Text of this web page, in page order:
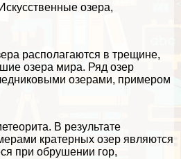
озера,
располагаются в трещине,
озера мира. Ряд озер
озерами, примером
В результате
кратерных озер являются
при обрушении гор,